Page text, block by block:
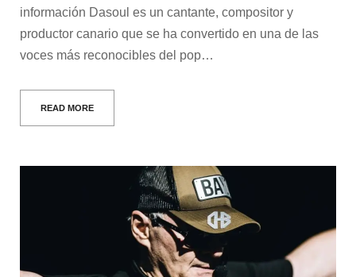
información Dasoul es un cantante, compositor y
productor canario que se ha convertido en una de las
voces más reconocibles del pop…
READ MORE